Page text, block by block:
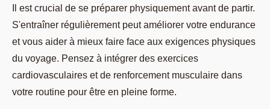
Il est crucial de se préparer physiquement avant de partir.
S'entraîner régulièrement peut améliorer votre endurance
et vous aider à mieux faire face aux exigences physiques
du voyage. Pensez à intégrer des exercices
cardiovasculaires et de renforcement musculaire dans
votre routine pour être en pleine forme.